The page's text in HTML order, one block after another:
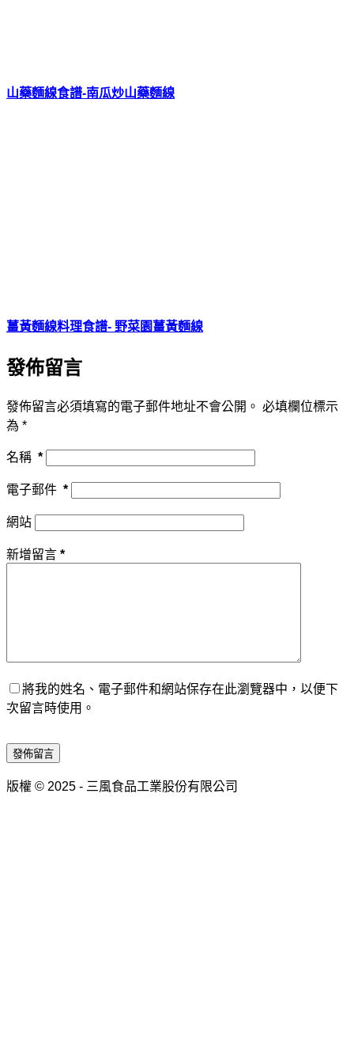
山藥麵線食譜-南瓜炒山藥麵線
薑黃麵線料理食譜- 野菜園薑黃麵線
發佈留言
發佈留言必須填寫的電子郵件地址不會公開。 必填欄位標示
為 *
名稱 *
電子郵件 *
網站
新增留言 *
將我的姓名、電子郵件和網站保存在此瀏覽器中，以便下
次留言時使用。
發佈留言
版權 © 2025 - 三風食品工業股份有限公司